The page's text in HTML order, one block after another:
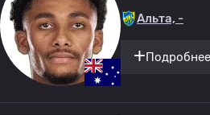
Альта, -